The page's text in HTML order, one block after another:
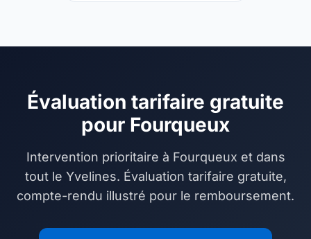
Évaluation tarifaire gratuite
pour Fourqueux
Intervention prioritaire à Fourqueux et dans
tout le Yvelines. Évaluation tarifaire gratuite,
compte-rendu illustré pour le remboursement.